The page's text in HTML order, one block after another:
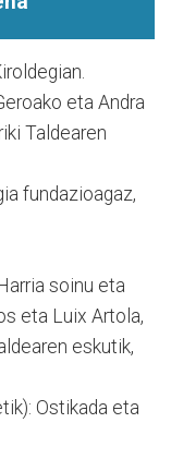
eta Andra
Taldearen
fundazioagaz,
soinu eta
eta Luix Artola,
eskutik,
Ostikada eta